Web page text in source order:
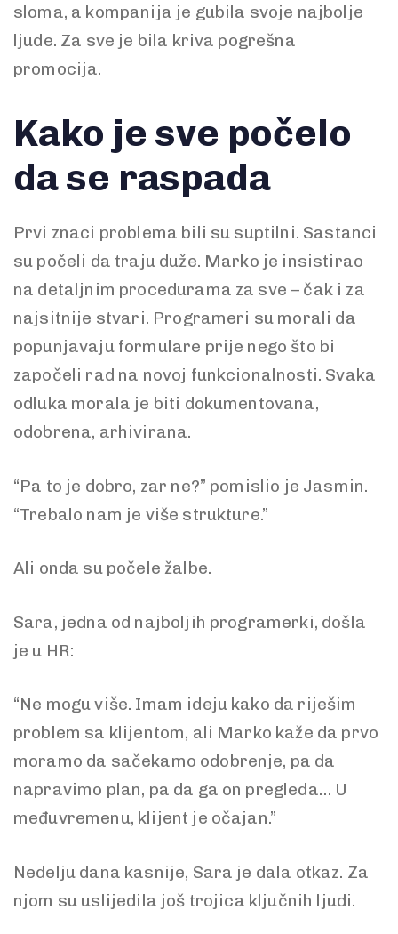
sloma, a kompanija je gubila svoje najbolje
ljude. Za sve je bila kriva pogrešna
promocija.
Kako je sve počelo
da se raspada
Prvi znaci problema bili su suptilni. Sastanci
su počeli da traju duže. Marko je insistirao
na detaljnim procedurama za sve – čak i za
najsitnije stvari. Programeri su morali da
popunjavaju formulare prije nego što bi
započeli rad na novoj funkcionalnosti. Svaka
odluka morala je biti dokumentovana,
odobrena, arhivirana.
“Pa to je dobro, zar ne?” pomislio je Jasmin.
“Trebalo nam je više strukture.”
Ali onda su počele žalbe.
Sara, jedna od najboljih programerki, došla
je u HR:
“Ne mogu više. Imam ideju kako da riješim
problem sa klijentom, ali Marko kaže da prvo
moramo da sačekamo odobrenje, pa da
napravimo plan, pa da ga on pregleda… U
međuvremenu, klijent je očajan.”
Nedelju dana kasnije, Sara je dala otkaz. Za
njom su uslijedila još trojica ključnih ljudi.